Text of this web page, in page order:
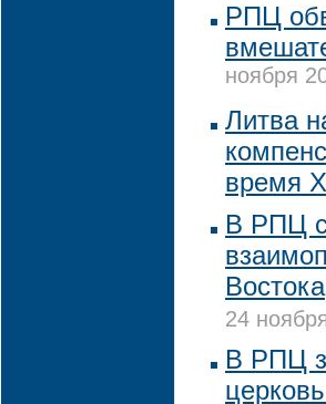
РПЦ
ноября
Литва
время
В РПЦ
24
В РПЦ